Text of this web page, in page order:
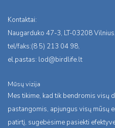
Kontaktai:
Naugarduko 47-3, LT-03208 Vilnius,
tel/faks:(8 5) 213 04 98,
el.pastas: lod@birdlife.lt
Mūsų vizija
Mes tikime, kad tik bendromis visų
pastangomis, apjungus visų mūsų
patirtį, sugebėsime pasiekti